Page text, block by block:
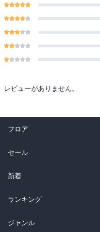
レビューがありません。
フロア
総合
ラノベ
雑誌・グラビア
BL・TL
セール
総合
ラノベ
雑誌・グラビア
新着
総合
ラノベ
ランキング
総合
ジャンル